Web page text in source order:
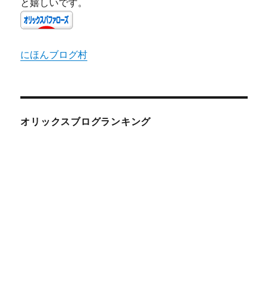
と嬉しいです。
にほんブログ村
オリックスブログランキング